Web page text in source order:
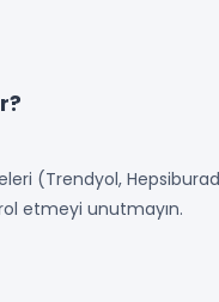
(Trendyol,
etmeyi unutmayın.